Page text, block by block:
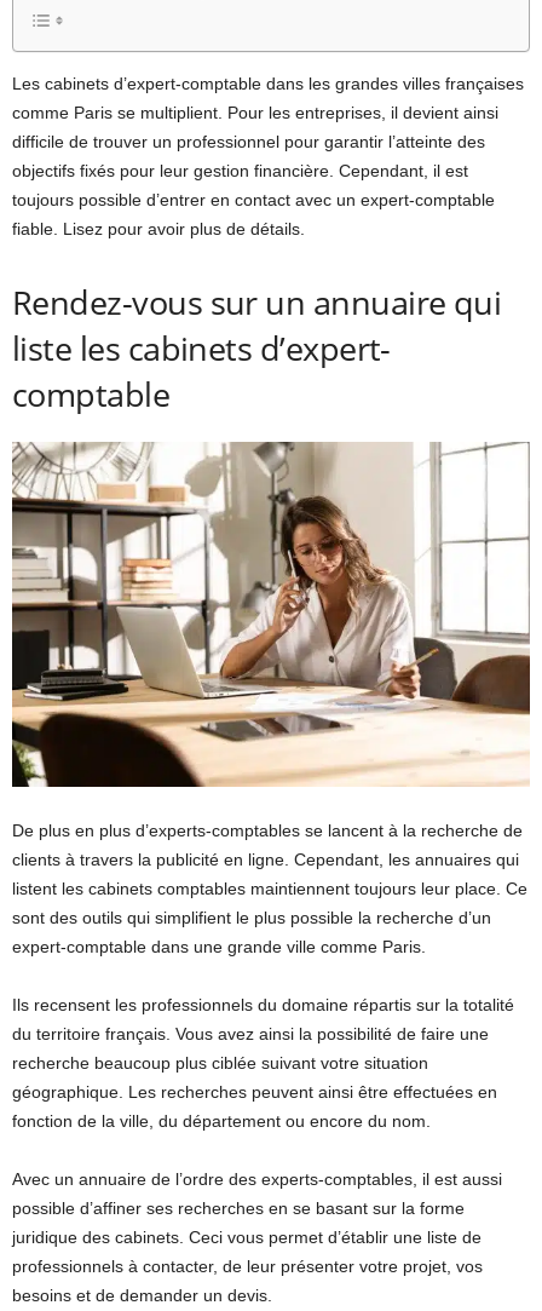
Les cabinets d’expert-comptable dans les grandes villes françaises
comme Paris se multiplient. Pour les entreprises, il devient ainsi
difficile de trouver un professionnel pour garantir l’atteinte des
objectifs fixés pour leur gestion financière. Cependant, il est
toujours possible d’entrer en contact avec un expert-comptable
fiable. Lisez pour avoir plus de détails.
Rendez-vous sur un annuaire qui
liste les cabinets d’expert-
comptable
De plus en plus d’experts-comptables se lancent à la recherche de
clients à travers la publicité en ligne. Cependant, les annuaires qui
listent les cabinets comptables maintiennent toujours leur place. Ce
sont des outils qui simplifient le plus possible la recherche d’un
expert-comptable dans une grande ville comme Paris.
Ils recensent les professionnels du domaine répartis sur la totalité
du territoire français. Vous avez ainsi la possibilité de faire une
recherche beaucoup plus ciblée suivant votre situation
géographique. Les recherches peuvent ainsi être effectuées en
fonction de la ville, du département ou encore du nom.
Avec un annuaire de l’ordre des experts-comptables, il est aussi
possible d’affiner ses recherches en se basant sur la forme
juridique des cabinets. Ceci vous permet d’établir une liste de
professionnels à contacter, de leur présenter votre projet, vos
besoins et de demander un devis.